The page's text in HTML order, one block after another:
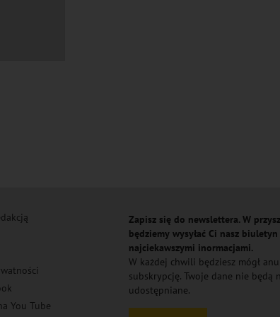
You Tube
Zapisz się do newslettera. W
będziemy wysyłać Ci nasz biuletyn
najciekawszymi inormacjami.
W każdej chwili będziesz mógł
subskrypcję. Twoje dane nie będą
udostępniane.